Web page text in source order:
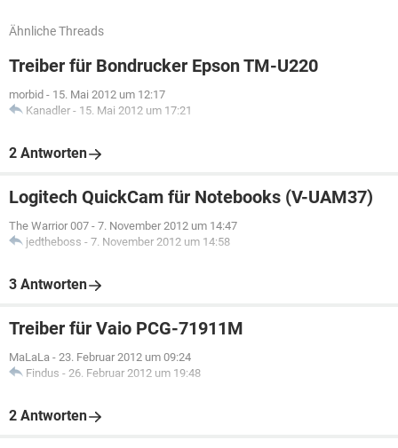
Ähnliche Threads
Treiber für Bondrucker Epson TM-U220
morbid - 15. Mai 2012 um 12:17
Kanadler - 15. Mai 2012 um 17:21
2 Antworten
Logitech QuickCam für Notebooks (V-UAM37)
The Warrior 007 - 7. November 2012 um 14:47
jedtheboss - 7. November 2012 um 14:58
3 Antworten
Treiber für Vaio PCG-71911M
MaLaLa - 23. Februar 2012 um 09:24
Findus - 26. Februar 2012 um 19:48
2 Antworten